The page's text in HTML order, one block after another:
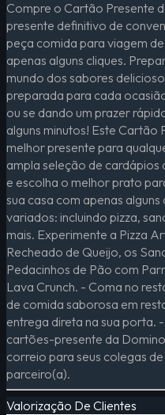
Compre o Cartão Presente
presente definitivo de
peça comida para viagem
apenas alguns cliques.
mundo dos sabores
preparada para cada
ou se dando um prazer
alguns minutos! Este Cartão
melhor presente para
ampla seleção de cardápios
e escolha o melhor prato
sua casa com apenas
variados: incluindo pizza,
mais. Experimente a Pizza
Recheado de Queijo, os
Pedacinhos de Pão com
Lava Crunch. - Coma no
de comida saborosa em
entrega direta na sua porta.
cartões-presente da
correio para seus colegas
parceiro(a).
Valorização De Clientes